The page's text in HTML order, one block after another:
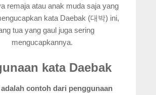
remaja atau anak muda saja yang
kata Daebak (대박) ini,
tua yang gaul juga sering
mengucapkannya.
kata Daebak
contoh dari penggunaan